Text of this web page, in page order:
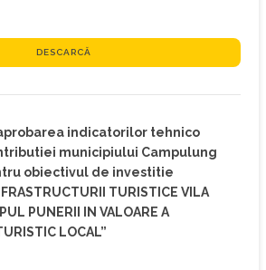
DESCARCĂ
indicatorilor tehnico
municipiului Campulung
obiectivul de investitie
TURISTICE VILA
PUNERII IN VALOARE A
LOCAL”